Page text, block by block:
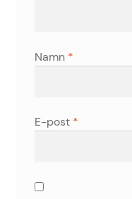
Namn *
E-post *